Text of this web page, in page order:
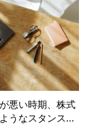
悪い時期、株式
うなスタンス...